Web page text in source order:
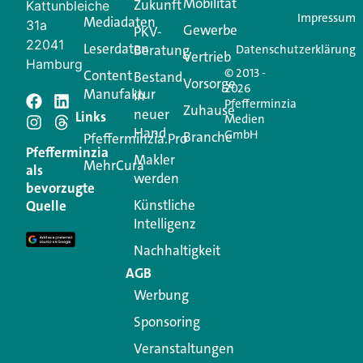
Jetzt anmelden
Schreiben Sie einen
Kommentar
Ihre E-Mail-Adresse wird nicht veröffentlicht.
Erforderliche Felder sind mit
Kommentar
Kattunbleiche
31a
22041
Hamburg
Pfefferminzia
als
bevorzugte
Quelle
Mediadaten
Leserdaten
Content
Manufaktur
Links
Pfefferminzia.Pro
MehrCura
Zukunft
PKV-
Beratung
Bestand
in
neuer
Hand
Makler
werden
Künstliche
Intelligenz
Nachhaltigkeit
AGB
Werbung
Sponsoring
Veranstaltungen
Gewerbe
Vertrieb
Vorsorge
Zuhause
Branche
© 2013 -
2026
Pfefferminzia
Medien
GmbH
Impressum
Datenschutzerklärung